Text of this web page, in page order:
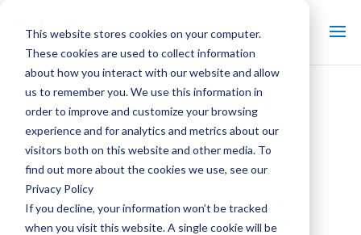
This website stores cookies on your computer.
These cookies are used to collect information
about how you interact with our website and allow
us to remember you. We use this information in
order to improve and customize your browsing
experience and for analytics and metrics about our
visitors both on this website and other media. To
find out more about the cookies we use, see our
Privacy Policy
If you decline, your information won’t be tracked
when you visit this website. A single cookie will be
Estudio de caso: Reemplazo
de la torre de enfriamiento
del Centro Médico
Universitario
Estudio de caso de energía
del distrito de Water Street